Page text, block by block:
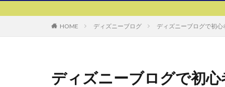
HOME ディズニーブログ ディズニーブログで初
ディズニーブログで初